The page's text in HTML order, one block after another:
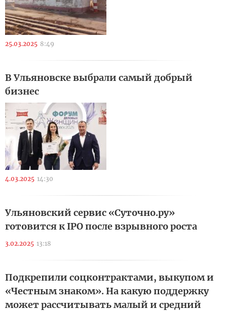
25.03.2025 8:49
В Ульяновске выбрали самый добрый
бизнес
4.03.2025 14:30
Ульяновский сервис «Суточно.ру»
готовится к IPO после взрывного роста
3.02.2025 13:18
Подкрепили соцконтрактами, выкупом и
«Честным знаком». На какую поддержку
может рассчитывать малый и средний